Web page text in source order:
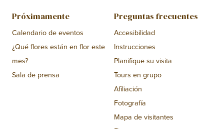
Próximamente
Calendario de eventos
¿Qué flores están en flor este
mes?
Sala de prensa
Preguntas frecuentes
Accesibilidad
Instrucciones
Planifique su visita
Tours en grupo
Afiliación
Fotografía
Mapa de visitantes